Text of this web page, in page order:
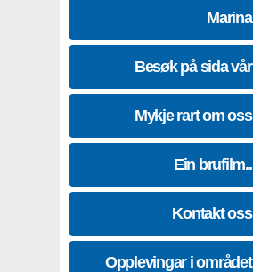
Marina
Besøk på sida vår
Mykje rart om oss
Ein brufilm..
Kontakt oss
Opplevingar i området